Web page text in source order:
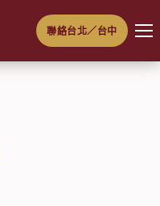
聯絡台北／台中